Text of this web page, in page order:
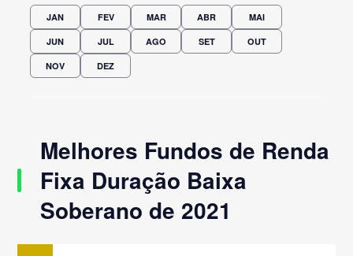
JAN FEV MAR ABR MAI
JUN JUL AGO SET OUT
NOV DEZ
Melhores Fundos de Renda
Fixa Duração Baixa
Soberano de 2021